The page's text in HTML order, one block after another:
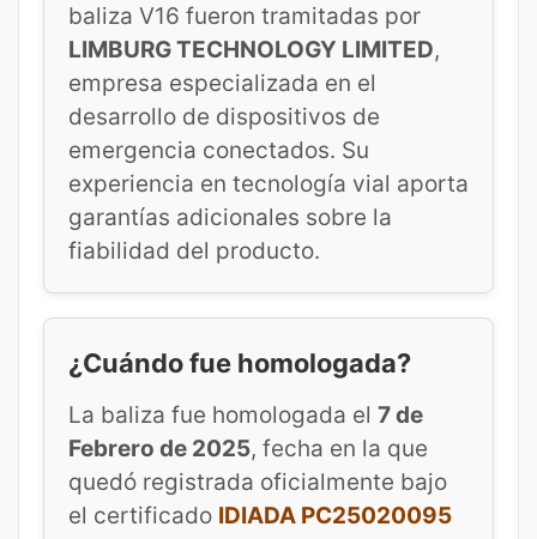
baliza V16 fueron tramitadas por
LIMBURG TECHNOLOGY LIMITED,
empresa especializada en el
desarrollo de dispositivos de
emergencia conectados. Su
experiencia en tecnología vial aporta
garantías adicionales sobre la
fiabilidad del producto.
¿Cuándo fue homologada?
La baliza fue homologada el 7 de
Febrero de 2025, fecha en la que
quedó registrada oficialmente bajo
el certificado IDIADA PC25020095